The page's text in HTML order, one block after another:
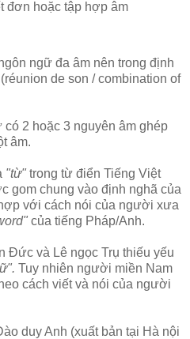
đơn hoặc tập hợp âm
ngữ đa âm nên trong định
de son / combination of
2 hoặc 3 nguyên âm ghép
âm.
"từ" trong từ điển Tiếng Việt
gom chung vào định nghã của
với cách nói của người xưa
của tiếng Pháp/Anh.
Đức và Lê ngọc Trụ thiếu yếu
Tuy nhiên người miền Nam
cách viết và nói của người
duy Anh (xuất bản tại Hà nội